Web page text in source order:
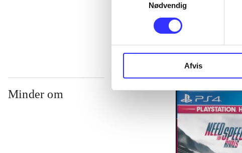
Nødvendig
Afvis
...
Minder om